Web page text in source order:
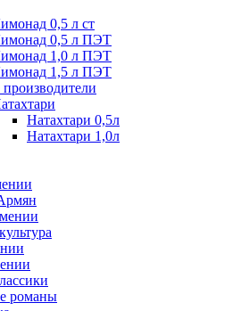
0,5 л ст
0,5 л ПЭТ
1,0 л ПЭТ
1,5 л ПЭТ
Натахтари 0,5л
Натахтари 1,0л
романы